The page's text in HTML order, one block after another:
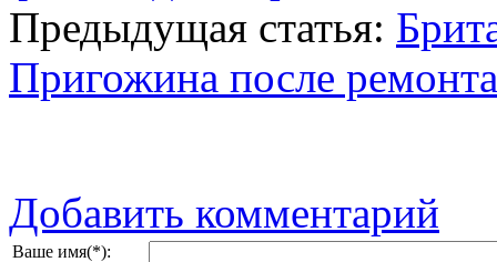
Предыдущая статья:
Пригожина после ремонта
Добавить комментарий
Ваше имя(*):